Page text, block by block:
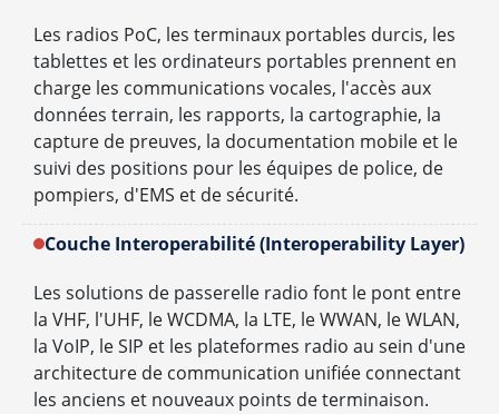
Les radios PoC, les terminaux portables durcis, les
tablettes et les ordinateurs portables prennent en
charge les communications vocales, l'accès aux
données terrain, les rapports, la cartographie, la
capture de preuves, la documentation mobile et le
suivi des positions pour les équipes de police, de
pompiers, d'EMS et de sécurité.
Couche Interoperabilité (Interoperability Layer)
Les solutions de passerelle radio font le pont entre
la VHF, l'UHF, le WCDMA, la LTE, le WWAN, le WLAN,
la VoIP, le SIP et les plateformes radio au sein d'une
architecture de communication unifiée connectant
les anciens et nouveaux points de terminaison.